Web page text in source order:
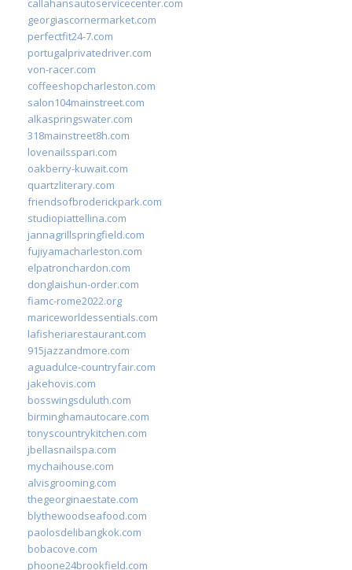
georgiascornermarket.com
perfectfit24-7.com
portugalprivatedriver.com
von-racer.com
coffeeshopcharleston.com
salon104mainstreet.com
alkaspringswater.com
318mainstreet8h.com
lovenailsspari.com
oakberry-kuwait.com
quartzliterary.com
friendsofbroderickpark.com
studiopiattellina.com
jannagrillspringfield.com
fujiyamacharleston.com
elpatronchardon.com
donglaishun-order.com
fiamc-rome2022.org
mariceworldessentials.com
lafisheriarestaurant.com
915jazzandmore.com
aguadulce-countryfair.com
jakehovis.com
bosswingsduluth.com
birminghamautocare.com
tonyscountrykitchen.com
jbellasnailspa.com
mychaihouse.com
alvisgrooming.com
thegeorginaestate.com
blythewoodseafood.com
paolosdelibangkok.com
bobacove.com
phoone24brookfield.com